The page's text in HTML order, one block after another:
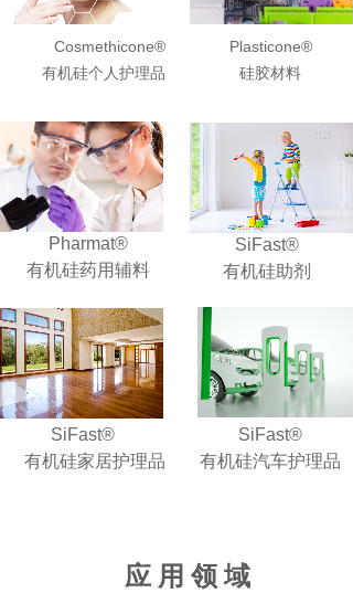
Cosmethicone®
有机硅个人护理品
Plasticone®
硅胶材料
Pharmat®
有机硅药用辅料
SiFast®
有机硅助剂
SiFast®
有机硅家居护理品
SiFast®
有机硅汽车护理品
应 用 领 域